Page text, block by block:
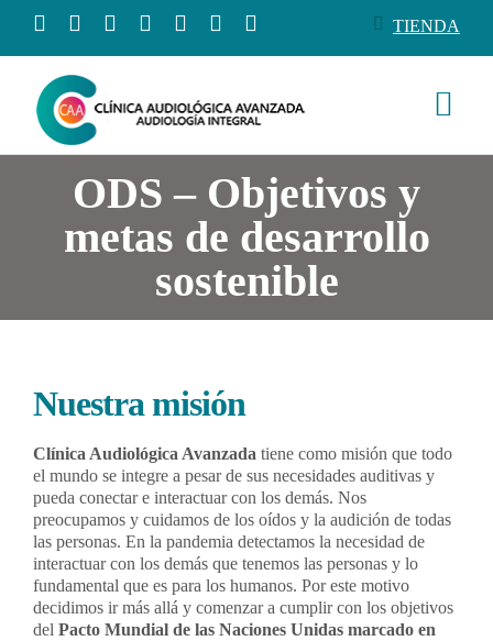
contenido
TIENDA
Conócenos
Productos
Servicios
Salud auditiva
Tienda
Contacto
Llámanos 912 129 122
ODS – Objetivos y
metas de desarrollo
sostenible
Nuestra misión
Clínica Audiológica Avanzadatiene como misión que todo
el mundo se integre a pesar de sus necesidades auditivas y
pueda conectar e interactuar con los demás. Nos
preocupamos y cuidamos de los oídos y la audición de todas
las personas. En la pandemia detectamos la necesidad de
interactuar con los demás que tenemos las personas y lo
fundamental que es para los humanos. Por este motivo
decidimos ir más allá y comenzar a cumplir con los objetivos
del Pacto Mundial de las Naciones Unidas marcado en